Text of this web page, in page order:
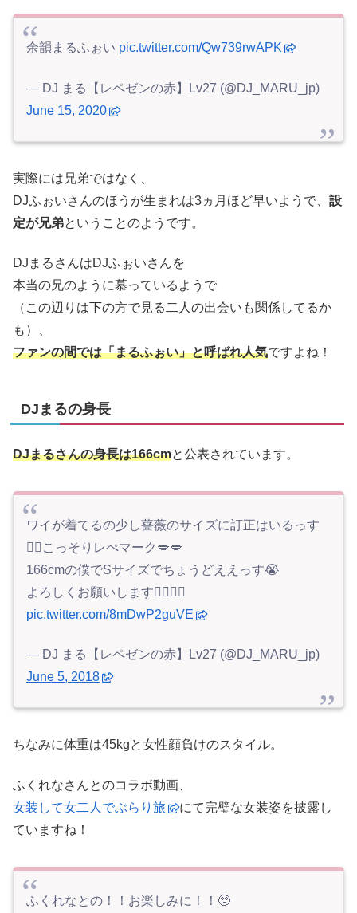
余韻まるふぉい pic.twitter.com/Qw739rwAPK
— DJ まる【レペゼンの赤】Lv27 (@DJ_MARU_jp)
June 15, 2020
実際には兄弟ではなく、
DJふぉいさんのほうが生まれは3ヵ月ほど早いようで、 設
定が兄弟ということのようです。
DJまるさんはDJふぉいさんを
本当の兄のように慕っているようで
（この辺りは下の方で見る二人の出会いも関係してるか
も）、
ファンの間では「まるふぉい」と呼ばれ人気ですよね！
DJまるの身長
DJまるさんの身長は166cmと公表されています。
ワイが着てるの少し薔薇のサイズに訂正はいるっす
🙇‍♀️こっそりレぺマーク💋💋
166cmの僕でSサイズでちょうどええっす😭
よろしくお願いします🙆‍♀️🙆‍♀️
pic.twitter.com/8mDwP2guVE
— DJ まる【レペゼンの赤】Lv27 (@DJ_MARU_jp)
June 5, 2018
ちなみに体重は45kgと女性顔負けのスタイル。
ふくれなさんとのコラボ動画、
女装して女二人でぶらり旅
にて完璧な女装姿を披露し
ていますね！
ふくれなとの！！お楽しみに！！🥺